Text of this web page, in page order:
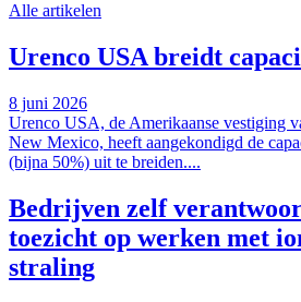
Alle artikelen
Urenco USA breidt
8 juni 2026
Urenco USA, de Amerikaanse vestiging
New Mexico, heeft aangekondigd de
(bijna 50%) uit te breiden....
Bedrijven zelf
toezicht op werken met
straling